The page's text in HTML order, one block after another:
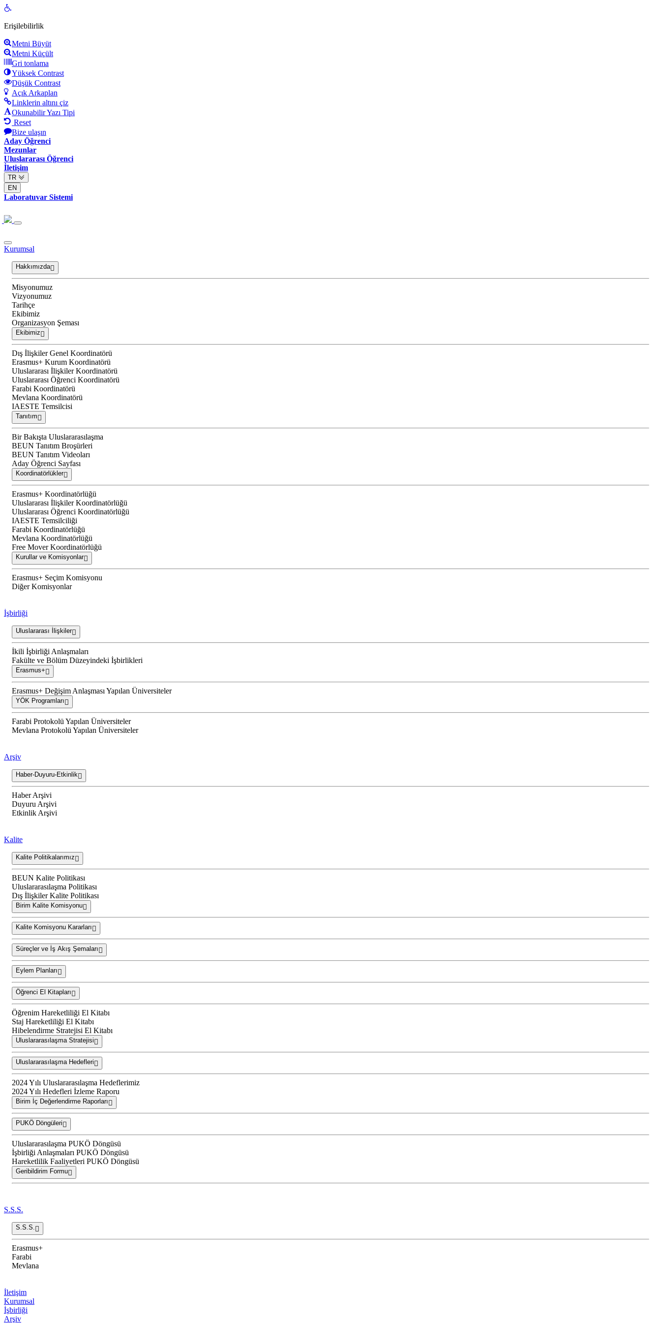
Open
Erişilebilirlik
Metni Büyüt
Metni Küçült
Gri tonlama
Yüksek Contrast
Düşük Contrast
Açık Arkaplan
Linklerin altını çiz
Okunabilir Yazı Tipi
Reset
Bize ulaşın
Aday Öğrenci
Mezunlar
Uluslararası Öğrenci
İletişim
TR
EN
Laboratuvar Sistemi
Kurumsal
Hakkımızda
Misyonumuz
Vizyonumuz
Tarihçe
Ekibimiz
Organizasyon Şeması
Ekibimiz
Dış İlişkiler Genel Koordinatörü
Erasmus+ Kurum Koordinatörü
Uluslararası İlişkiler Koordinatörü
Uluslararası Öğrenci Koordinatörü
Farabi Koordinatörü
Mevlana Koordinatörü
IAESTE Temsilcisi
Tanıtım
Bir Bakışta Uluslararasılaşma
BEUN Tanıtım Broşürleri
BEUN Tanıtım Videoları
Aday Öğrenci Sayfası
Koordinatörlükler
Erasmus+ Koordinatörlüğü
Uluslararası İlişkiler Koordinatörlüğü
Uluslararası Öğrenci Koordinatörlüğü
IAESTE Temsilciliği
Farabi Koordinatörlüğü
Mevlana Koordinatörlüğü
Free Mover Koordinatörlüğü
Kurullar ve Komisyonlar
Erasmus+ Seçim Komisyonu
Diğer Komisyonlar
İşbirliği
Uluslararası İlişkiler
İkili İşbirliği Anlaşmaları
Fakülte ve Bölüm Düzeyindeki İşbirlikleri
Erasmus+
Erasmus+ Değişim Anlaşması Yapılan Üniversiteler
YÖK Programları
Farabi Protokolü Yapılan Üniversiteler
Mevlana Protokolü Yapılan Üniversiteler
Arşiv
Haber-Duyuru-Etkinlik
Haber Arşivi
Duyuru Arşivi
Etkinlik Arşivi
Kalite
Kalite Politikalarımız
BEUN Kalite Politikası
Uluslararasılaşma Politikası
Dış İlişkiler Kalite Politikası
Birim Kalite Komisyonu
Kalite Komisyonu Kararları
Süreçler ve İş Akış Şemaları
Eylem Planları
Öğrenci El Kitapları
Öğrenim Hareketliliği El Kitabı
Staj Hareketliliği El Kitabı
Hibelendirme Stratejisi El Kitabı
Uluslararasılaşma Stratejisi
Uluslararasılaşma Hedefleri
2024 Yılı Uluslararasılaşma Hedeflerimiz
2024 Yılı Hedefleri İzleme Raporu
Birim İç Değerlendirme Raporları
PUKÖ Döngüleri
Uluslararasılaşma PUKÖ Döngüsü
İşbirliği Anlaşmaları PUKÖ Döngüsü
Hareketlilik Faaliyetleri PUKÖ Döngüsü
Geribildirim Formu
S.S.S.
S.S.S.
Erasmus+
Farabi
Mevlana
İletişim
Kurumsal
İşbirliği
Arşiv